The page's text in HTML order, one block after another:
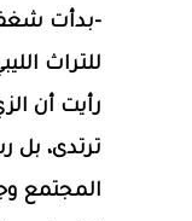
-بدأت
للتراث
رأيت أن
ترتدى، بل
المجتمع